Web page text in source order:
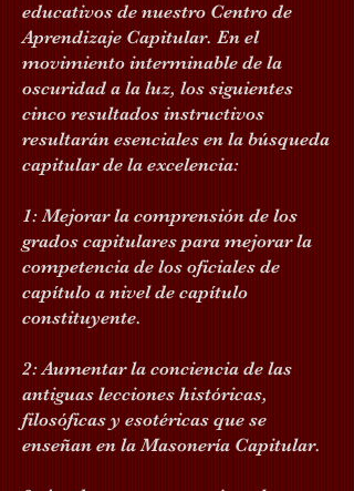
educativos de nuestro Centro de
Aprendizaje Capitular. En el
movimiento interminable de la
oscuridad a la luz, los siguientes
cinco resultados instructivos
resultarán esenciales en la búsqueda
capitular de la excelencia:
1: Mejorar la comprensión de los
grados capitulares para mejorar la
competencia de los oficiales de
capítulo a nivel de capítulo
constituyente.
2: Aumentar la conciencia de las
antiguas lecciones históricas,
filosóficas y esotéricas que se
enseñan en la Masonería Capitular.